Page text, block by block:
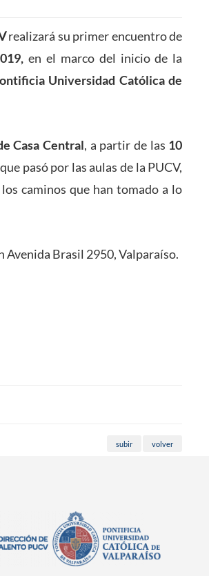
realizará su primer encuentro de
en el marco del inicio de la
Universidad Católica de
Casa Central, a partir de las 10
pasó por las aulas de la PUCV,
caminos que han tomado a lo
Avenida Brasil 2950, Valparaíso.
subir volver